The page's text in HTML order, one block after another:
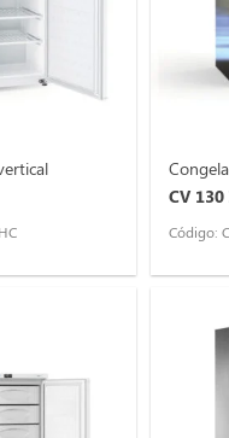
CV
Código: